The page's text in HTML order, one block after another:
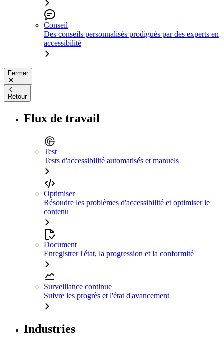
Conseil
Des conseils personnalisés prodigués par des experts en
accessibilité
Fermer
Retour
Flux de travail
Test
Tests d'accessibilité automatisés et manuels
Optimiser
Résoudre les problèmes d'accessibilité et optimiser le
contenu
Document
Enregistrer l'état, la progression et la conformité
Surveillance continue
Suivre les progrès et l'état d'avancement
Industries